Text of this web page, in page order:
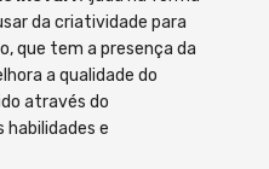
da criatividade para
que tem a presença da
a qualidade do
através do
e